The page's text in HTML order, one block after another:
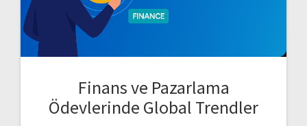
Finans ve Pazarlama
Ödevlerinde Global Trendler